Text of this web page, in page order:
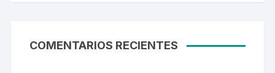
COMENTARIOS RECIENTES